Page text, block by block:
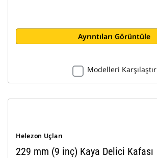
Ayrıntıları Görüntüle
Modelleri Karşılaştır
Helezon Uçları
229 mm (9 inç) Kaya Delici Kafası